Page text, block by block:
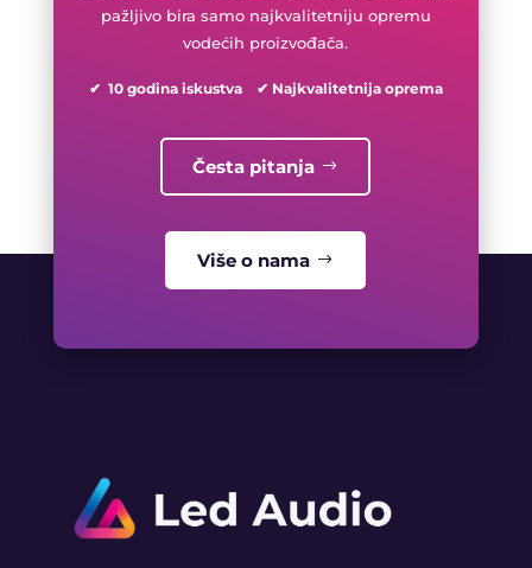
pažljivo bira samo najkvalitetniju opremu
vodećih proizvođača.
✔ 10 godina iskustva ✔ Najkvalitetnija oprema
Česta pitanja
Više o nama